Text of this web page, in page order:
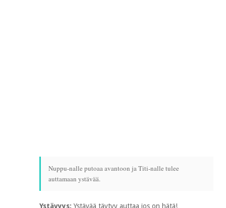
Nuppu-nalle putoaa avantoon ja Titi-nalle tulee
auttamaan ystävää.
Ystävyys: Ystävää täytyy auttaa jos on hätä!